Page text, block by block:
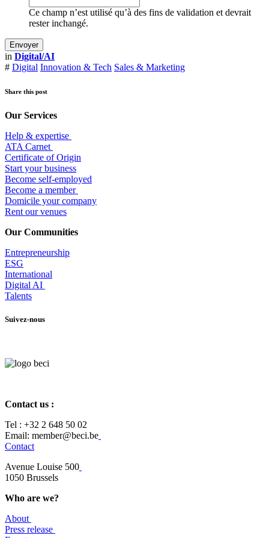
Ce champ n’est utilisé qu’à des fins de validation et devrait
rester inchangé.
in Digital/AI
# Digital Innovation & Tech Sales & Marketing
Share this post
Our Services
Help & expertise
​ATA Carnet
Certificate of Origin
Start your business
Become self-employed
Become a member
​Domicile your company
Rent our venues
Our Communities
Entrepreneurship
ESG
International
Digital AI
Talents
Suivez-nous
Contact us :
Tel : +32 2 648 50 02​
​​Email: member@beci.be
Contact
Avenue Louise 500
​1050 Brussels
Who are we?
About
Press release